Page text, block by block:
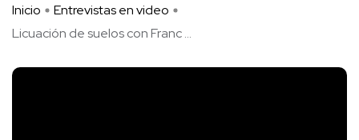
Inicio
Entrevistas en video
Licuación de suelos con Franc ...